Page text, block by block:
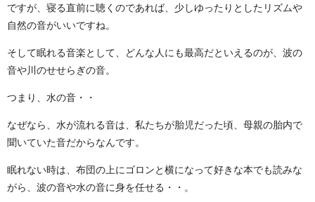
ですが、寝る直前に聴くのであれば、少しゆったりとしたリズムや
自然の音がいいですね。
そして眠れる音楽として、どんな人にも最高だといえるのが、波の
音や川のせせらぎの音。
つまり、水の音・・
なぜなら、水が流れる音は、私たちが胎児だった頃、母親の胎内で
聞いていた音だからなんです。
眠れない時は、布団の上にゴロンと横になって好きな本でも読みな
がら、波の音や水の音に身を任せる・・。